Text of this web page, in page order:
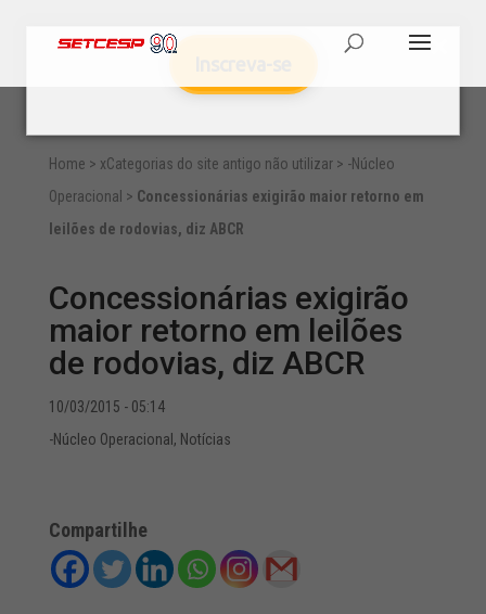
Home > xCategorias do site antigo não utilizar> -Núcleo
Operacional > Concessionárias exigirão maior retorno em
leilões de rodovias, diz ABCR
Concessionárias exigirão
maior retorno em leilões
de rodovias, diz ABCR
10/03/2015 - 05:14
-Núcleo Operacional , Notícias
Compartilhe